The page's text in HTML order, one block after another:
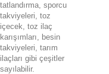
tatlandırma, sporcu
takviyeleri, toz
içecek, toz ilaç
karışımları, besin
takviyeleri, tarım
ilaçları gibi çeşitler
sayılabilir.